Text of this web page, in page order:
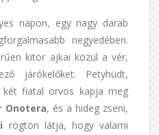
napon, egy nagy darab
negyedében.
kitör ajkai közül a vér,
járókelőket. Petyhüdt,
fiatal orvos kapja meg
Onotera, és a hideg zseni,
rögtön látja, hogy valami